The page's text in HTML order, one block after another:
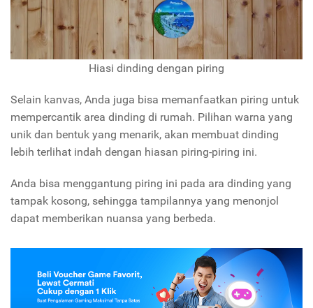
Hiasi dinding dengan piring
Selain kanvas, Anda juga bisa memanfaatkan piring untuk
mempercantik area dinding di rumah. Pilihan warna yang
unik dan bentuk yang menarik, akan membuat dinding
lebih terlihat indah dengan hiasan piring-piring ini.
Anda bisa menggantung piring ini pada ara dinding yang
tampak kosong, sehingga tampilannya yang menonjol
dapat memberikan nuansa yang berbeda.